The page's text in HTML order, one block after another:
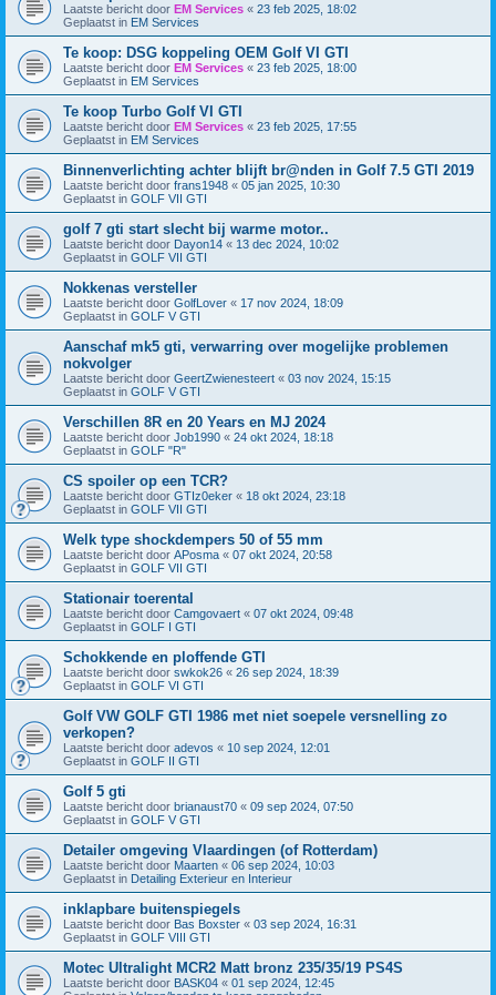
Laatste bericht door EM Services « 23 feb 2025, 18:02
Geplaatst in EM Services
Te koop: DSG koppeling OEM Golf VI GTI
Laatste bericht door EM Services « 23 feb 2025, 18:00
Geplaatst in EM Services
Te koop Turbo Golf VI GTI
Laatste bericht door EM Services « 23 feb 2025, 17:55
Geplaatst in EM Services
Binnenverlichting achter blijft br@nden in Golf 7.5 GTI 2019
Laatste bericht door frans1948 « 05 jan 2025, 10:30
Geplaatst in GOLF VII GTI
golf 7 gti start slecht bij warme motor..
Laatste bericht door Dayon14 « 13 dec 2024, 10:02
Geplaatst in GOLF VII GTI
Nokkenas versteller
Laatste bericht door GolfLover « 17 nov 2024, 18:09
Geplaatst in GOLF V GTI
Aanschaf mk5 gti, verwarring over mogelijke problemen
nokvolger
Laatste bericht door GeertZwienesteert « 03 nov 2024, 15:15
Geplaatst in GOLF V GTI
Verschillen 8R en 20 Years en MJ 2024
Laatste bericht door Job1990 « 24 okt 2024, 18:18
Geplaatst in GOLF "R"
CS spoiler op een TCR?
Laatste bericht door GTIz0eker « 18 okt 2024, 23:18
Geplaatst in GOLF VII GTI
Welk type shockdempers 50 of 55 mm
Laatste bericht door APosma « 07 okt 2024, 20:58
Geplaatst in GOLF VII GTI
Stationair toerental
Laatste bericht door Camgovaert « 07 okt 2024, 09:48
Geplaatst in GOLF I GTI
Schokkende en ploffende GTI
Laatste bericht door swkok26 « 26 sep 2024, 18:39
Geplaatst in GOLF VI GTI
Golf VW GOLF GTI 1986 met niet soepele versnelling zo
verkopen?
Laatste bericht door adevos « 10 sep 2024, 12:01
Geplaatst in GOLF II GTI
Golf 5 gti
Laatste bericht door brianaust70 « 09 sep 2024, 07:50
Geplaatst in GOLF V GTI
Detailer omgeving Vlaardingen (of Rotterdam)
Laatste bericht door Maarten « 06 sep 2024, 10:03
Geplaatst in Detailing Exterieur en Interieur
inklapbare buitenspiegels
Laatste bericht door Bas Boxster « 03 sep 2024, 16:31
Geplaatst in GOLF VIII GTI
Motec Ultralight MCR2 Matt bronz 235/35/19 PS4S
Laatste bericht door BASK04 « 01 sep 2024, 12:45